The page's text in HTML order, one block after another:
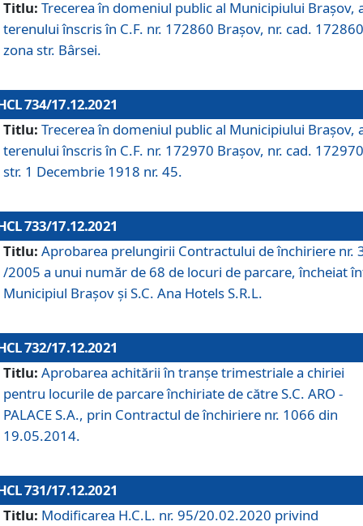
Titlu: Trecerea în domeniul public al Municipiului Braşov,
terenului înscris în C.F. nr. 172860 Brașov, nr. cad.
zona str. Bârsei.
734/17.12.2021
Titlu: Trecerea în domeniul public al Municipiului Braşov,
terenului înscris în C.F. nr. 172970 Brașov, nr. cad.
str. 1 Decembrie 1918 nr. 45.
733/17.12.2021
Titlu: Aprobarea prelungirii Contractului de închiriere nr.
/2005 a unui număr de 68 de locuri de parcare, încheiat
Municipiul Braşov şi S.C. Ana Hotels S.R.L.
732/17.12.2021
Titlu: Aprobarea achitării în tranșe trimestriale a chiriei
pentru locurile de parcare închiriate de către S.C. ARO -
PALACE S.A., prin Contractul de închiriere nr. 1066 din
19.05.2014.
731/17.12.2021
Titlu: Modificarea H.C.L. nr. 95/20.02.2020 privind